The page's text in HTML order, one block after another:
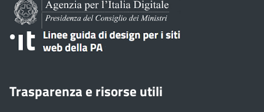
Trasparenza e risorse utili